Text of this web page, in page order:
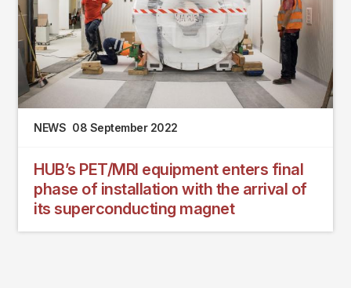
NEWS 08 September 2022
HUB’s PET/MRI equipment enters final
phase of installation with the arrival of
its superconducting magnet